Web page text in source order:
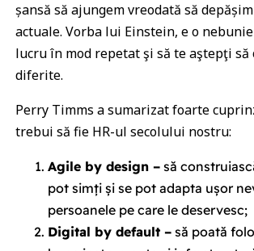
șansă să ajungem vreodată să
actuale. Vorba lui Einstein, e o
lucru în mod repetat şi să te aştepţi
diferite.
Perry Timms a sumarizat foarte
trebui să fie HR-ul secolului nostru:
Agile by design –să
pot simți și se pot adapta ușor
persoanele pe care le deservesc;
Digital by default –să poată